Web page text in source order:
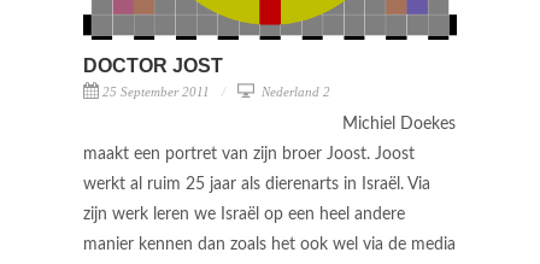
DOCTOR JOST
25 September 2011 Nederland 2
Michiel Doekes
maakt een portret van zijn broer Joost. Joost
werkt al ruim 25 jaar als dierenarts in Israël. Via
zijn werk leren we Israël op een heel andere
manier kennen dan zoals het ook wel via de media